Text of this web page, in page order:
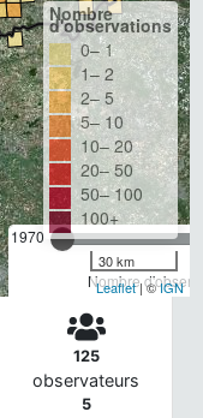
1970
Nombre
Nombre
d'observations
0– 1
1– 2
2– 5
5– 10
10– 20
20– 50
50– 100
100+
30 km
Leaflet| ©IGN
125
observateurs
5